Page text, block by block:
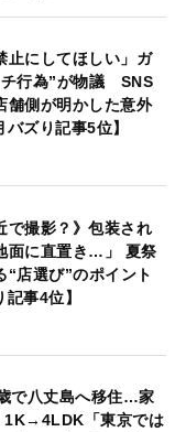
止にしてほしい」ガ
チ行為”が物議 SNS
舗側が明かした意外
ズり記事5位】
で撮影？》包装され
面に直置き…」 夏祭
“店選び”のポイント
記事4位】
で八丈島へ移住…家
「東京では